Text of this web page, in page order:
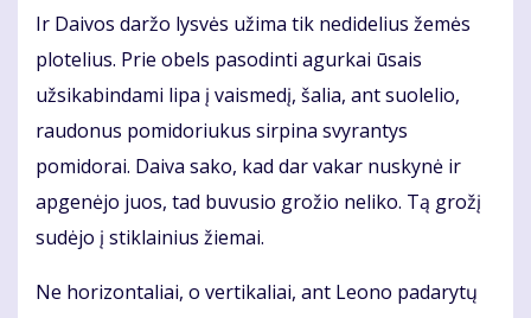
Ir Daivos daržo lysvės užima tik nedidelius žemės
plotelius. Prie obels pasodinti agurkai ūsais
užsikabindami lipa į vaismedį, šalia, ant suolelio,
raudonus pomidoriukus sirpina svyrantys
pomidorai. Daiva sako, kad dar vakar nuskynė ir
apgenėjo juos, tad buvusio grožio neliko. Tą grožį
sudėjo į stiklainius žiemai.
Ne horizontaliai, o vertikaliai, ant Leono padarytų